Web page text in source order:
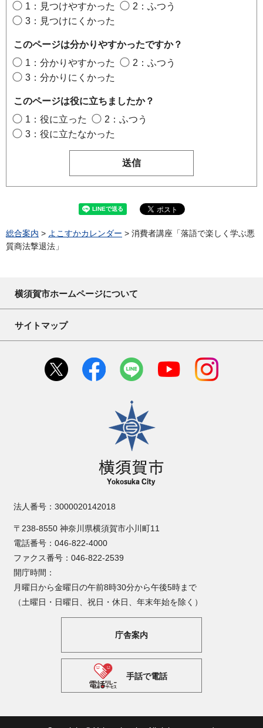
1：見つけやすかった
2：ふつう
3：見つけにくかった
このページは分かりやすかったですか？
1：分かりやすかった
2：ふつう
3：分かりにくかった
このページは役に立ちましたか？
1：役に立った
2：ふつう
3：役に立たなかった
総合案内 > よこすかカレンダー > 消費者講座「落語で楽しく学ぶ悪
質商法撃退法」
横須賀市ホームページについて
サイトマップ
横須賀市
法人番号：3000020142018
〒238-8550 神奈川県横須賀市小川町11
電話番号：046-822-4000
ファクス番号：046-822-2539
開庁時間：
月曜日から金曜日の午前8時30分から午後5時まで
（土曜日・日曜日、祝日・休日、年末年始を除く）
庁舎案内
手話で電話